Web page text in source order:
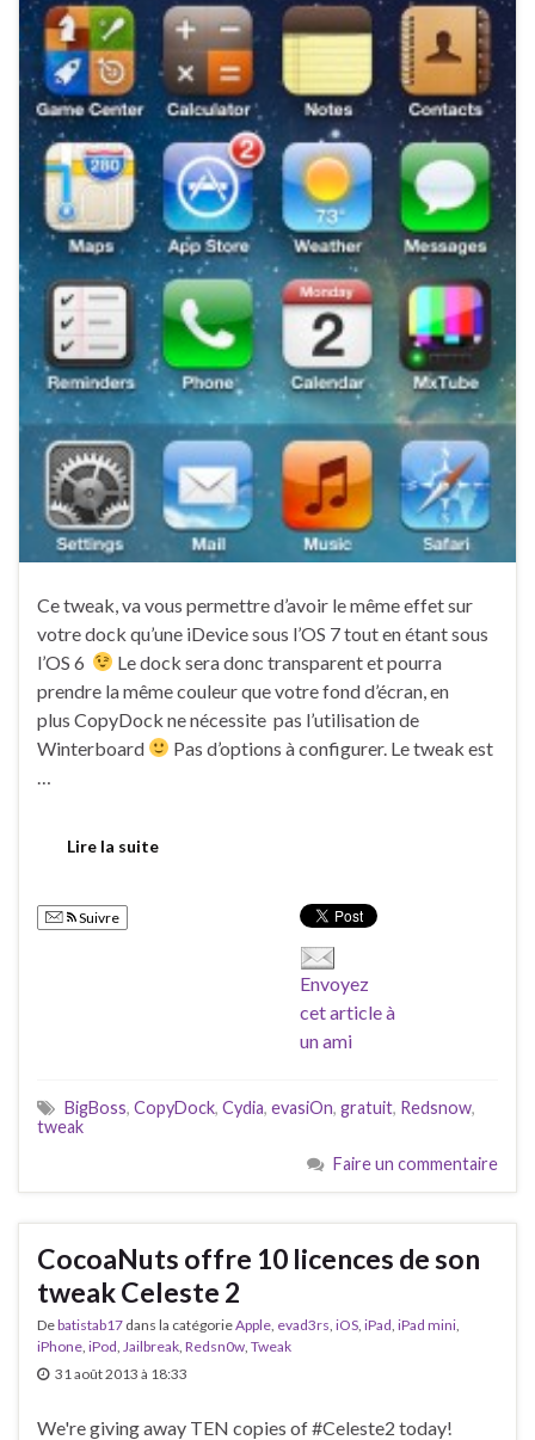
Ce tweak, va vous permettre d’avoir le même effet sur
votre dock qu’une iDevice sous l’OS 7 tout en étant sous
l’OS 6
Le dock sera donc transparent et pourra
prendre la même couleur que votre fond d’écran, en
plus CopyDock ne nécessite pas l’utilisation de
Winterboard
Pas d’options à configurer. Le tweak est
Lire la suite
Suivre
Envoyez
cet article à
un ami
BigBoss, CopyDock, Cydia, evasiOn, gratuit, Redsnow,
tweak
Faire un commentaire
CocoaNuts offre 10 licences de son
tweak Celeste 2
Debatistab17 dans la catégorieApple evad3rs iOS iPad iPad mini
iPhone iPod Jailbreak Redsn0w Tweak
31 août 2013 à 18:33
We're giving away TEN copies of #Celeste2 today!